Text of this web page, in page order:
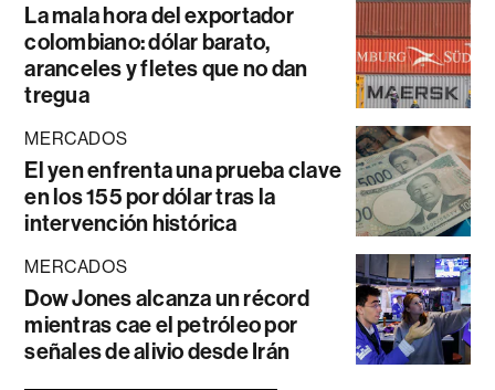
La mala hora del exportador
colombiano: dólar barato,
aranceles y fletes que no dan
tregua
MERCADOS
El yen enfrenta una prueba clave
en los 155 por dólar tras la
intervención histórica
MERCADOS
Dow Jones alcanza un récord
mientras cae el petróleo por
señales de alivio desde Irán